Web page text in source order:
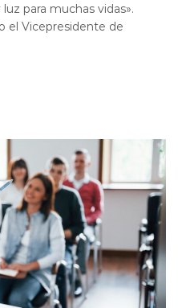
para muchas vidas».
el Vicepresidente de